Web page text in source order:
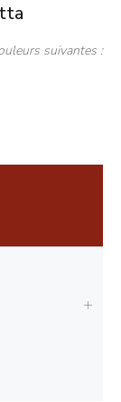
suivantes :